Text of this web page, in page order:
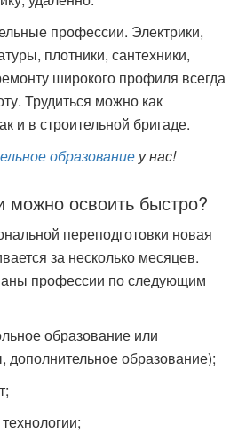
профессии. Электрики,
плотники, сантехники,
широкого профиля всегда
Трудиться можно как
и в строительной бригаде.
образование у нас!
можно освоить быстро?
переподготовки новая
за несколько месяцев.
профессии по следующим
образование или
дополнительное образование);